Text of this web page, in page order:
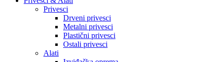
Privesci
Drveni privesci
Metalni privesci
Plastični privesci
Ostali privesci
Alati